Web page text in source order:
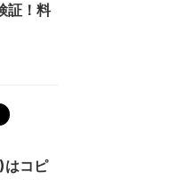
証！料
コピ